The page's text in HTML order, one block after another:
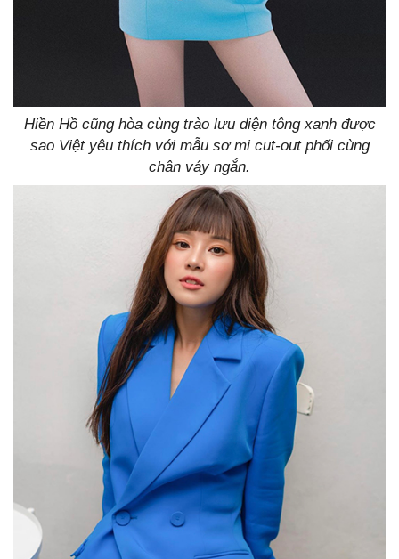
Hiền Hồ cũng hòa cùng trào lưu diện tông xanh được
sao Việt yêu thích với mẫu sơ mi cut-out phối cùng
chân váy ngắn.